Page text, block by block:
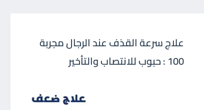
علاج سرعة القذف عند الرجال مجربة
100 : حبوب للانتصاب والتأخير